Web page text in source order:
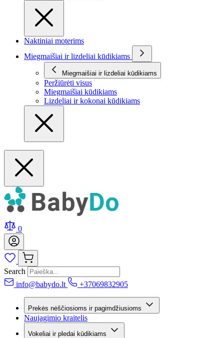
Naktiniai moterims
Miegmaišiai ir lizdeliai kūdikiams
Miegmaišiai ir lizdeliai kūdikiams
Peržiūrėti visus
Miegmaišiai kūdikiams
Lizdeliai ir kokonai kūdikiams
0
Search
info@babydo.lt
+37069832905
Prekės nėščiosioms ir pagimdžiusioms
Naujagimio kraitelis
Vokeliai ir pledai kūdikiams